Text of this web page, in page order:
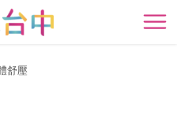
開
舒壓